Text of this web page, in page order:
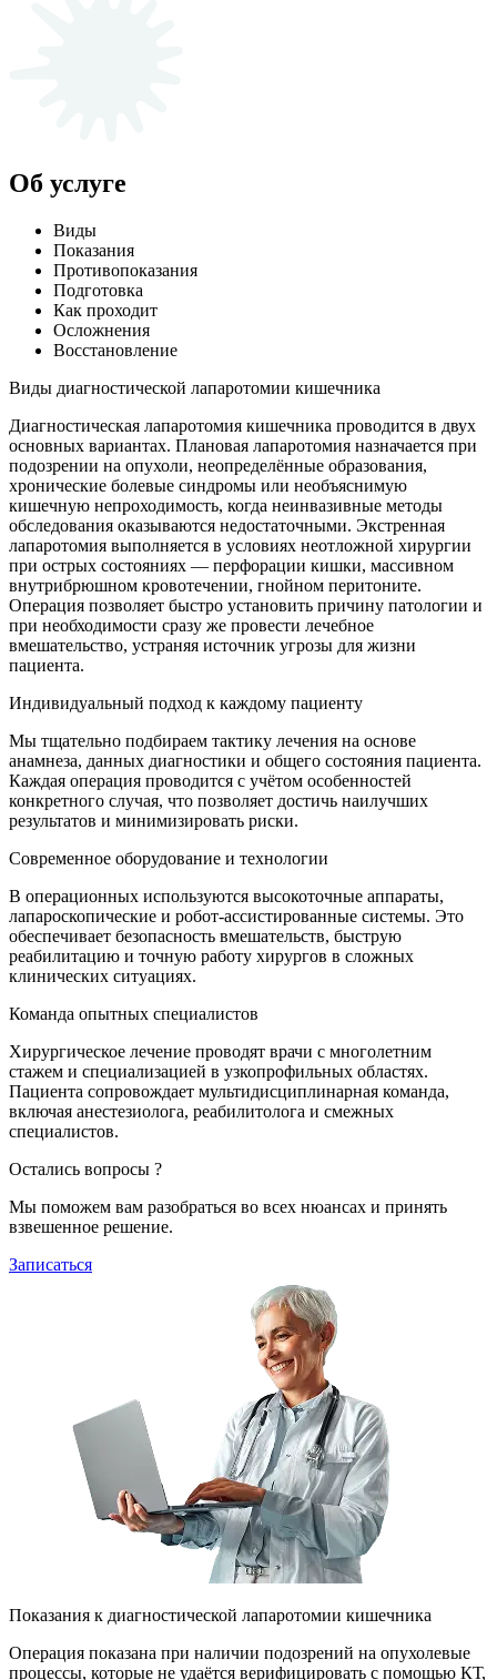
Об услуге
Виды
Показания
Противопоказания
Подготовка
Как проходит
Осложнения
Восстановление
Виды диагностической лапаротомии кишечника
Диагностическая лапаротомия кишечника проводится в двух
основных вариантах. Плановая лапаротомия назначается при
подозрении на опухоли, неопределённые образования,
хронические болевые синдромы или необъяснимую
кишечную непроходимость, когда неинвазивные методы
обследования оказываются недостаточными. Экстренная
лапаротомия выполняется в условиях неотложной хирургии
при острых состояниях — перфорации кишки, массивном
внутрибрюшном кровотечении, гнойном перитоните.
Операция позволяет быстро установить причину патологии и
при необходимости сразу же провести лечебное
вмешательство, устраняя источник угрозы для жизни
пациента.
Индивидуальный подход к каждому пациенту
Мы тщательно подбираем тактику лечения на основе
анамнеза, данных диагностики и общего состояния пациента.
Каждая операция проводится с учётом особенностей
конкретного случая, что позволяет достичь наилучших
результатов и минимизировать риски.
Современное оборудование и технологии
В операционных используются высокоточные аппараты,
лапароскопические и робот-ассистированные системы. Это
обеспечивает безопасность вмешательств, быструю
реабилитацию и точную работу хирургов в сложных
клинических ситуациях.
Команда опытных специалистов
Хирургическое лечение проводят врачи с многолетним
стажем и специализацией в узкопрофильных областях.
Пациента сопровождает мультидисциплинарная команда,
включая анестезиолога, реабилитолога и смежных
специалистов.
Остались вопросы ?
Мы поможем вам разобраться во всех нюансах и принять
взвешенное решение.
Записаться
Показания к диагностической лапаротомии кишечника
Операция показана при наличии подозрений на опухолевые
процессы, которые не удаётся верифицировать с помощью КТ,